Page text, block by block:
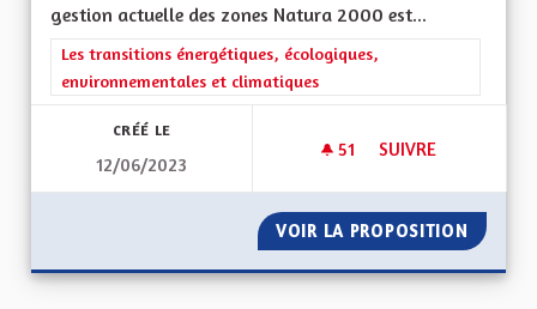
gestion actuelle des zones Natura 2000 est...
Filtrer les résultats de la catégorie : Les transitions
Les transitions énergétiques, écologiques,
environnementales et climatiques
CRÉÉ LE
12/06/2023
51 51 ABONNÉS
SUIVRE
VOIR LA PROPOSITION